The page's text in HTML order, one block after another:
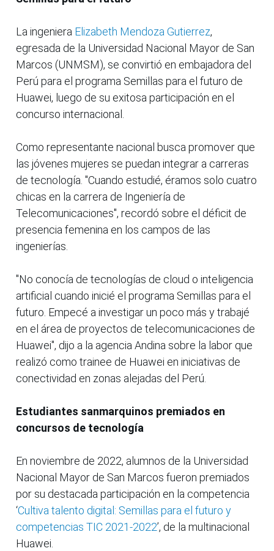
La ingeniera Elizabeth Mendoza Gutierrez,
egresada de la Universidad Nacional Mayor de San
Marcos (UNMSM), se convirtió en embajadora del
Perú para el programa Semillas para el futuro de
Huawei, luego de su exitosa participación en el
concurso internacional.
Como representante nacional busca promover que
las jóvenes mujeres se puedan integrar a carreras
de tecnología. "Cuando estudié, éramos solo cuatro
chicas en la carrera de Ingeniería de
Telecomunicaciones", recordó sobre el déficit de
presencia femenina en los campos de las
ingenierías.
"No conocía de tecnologías de cloud o inteligencia
artificial cuando inicié el programa Semillas para el
futuro. Empecé a investigar un poco más y trabajé
en el área de proyectos de telecomunicaciones de
Huawei", dijo a la agencia Andina sobre la labor que
realizó como trainee de Huawei en iniciativas de
conectividad en zonas alejadas del Perú.
Estudiantes sanmarquinos premiados en
concursos de tecnología
En noviembre de 2022, alumnos de la Universidad
Nacional Mayor de San Marcos fueron premiados
por su destacada participación en la competencia
‘Cultiva talento digital: Semillas para el futuro y
competencias TIC 2021-2022’, de la multinacional
Huawei.